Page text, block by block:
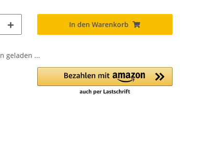
In den Warenkorb
geladen ...